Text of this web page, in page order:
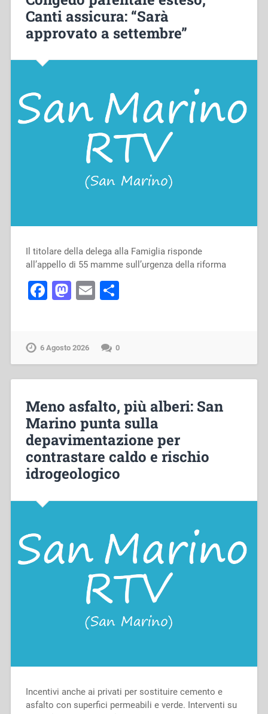
Canti assicura: “Sarà
approvato a settembre”
Il titolare della delega alla Famiglia risponde
all’appello di 55 mamme sull’urgenza della riforma
Facebook
Mastodon
EmailCondividi
6 Agosto 2026 0
Meno asfalto, più alberi: San
Marino punta sulla
depavimentazione per
contrastare caldo e rischio
idrogeologico
Incentivi anche ai privati per sostituire cemento e
asfalto con superfici permeabili e verde. Interventi su